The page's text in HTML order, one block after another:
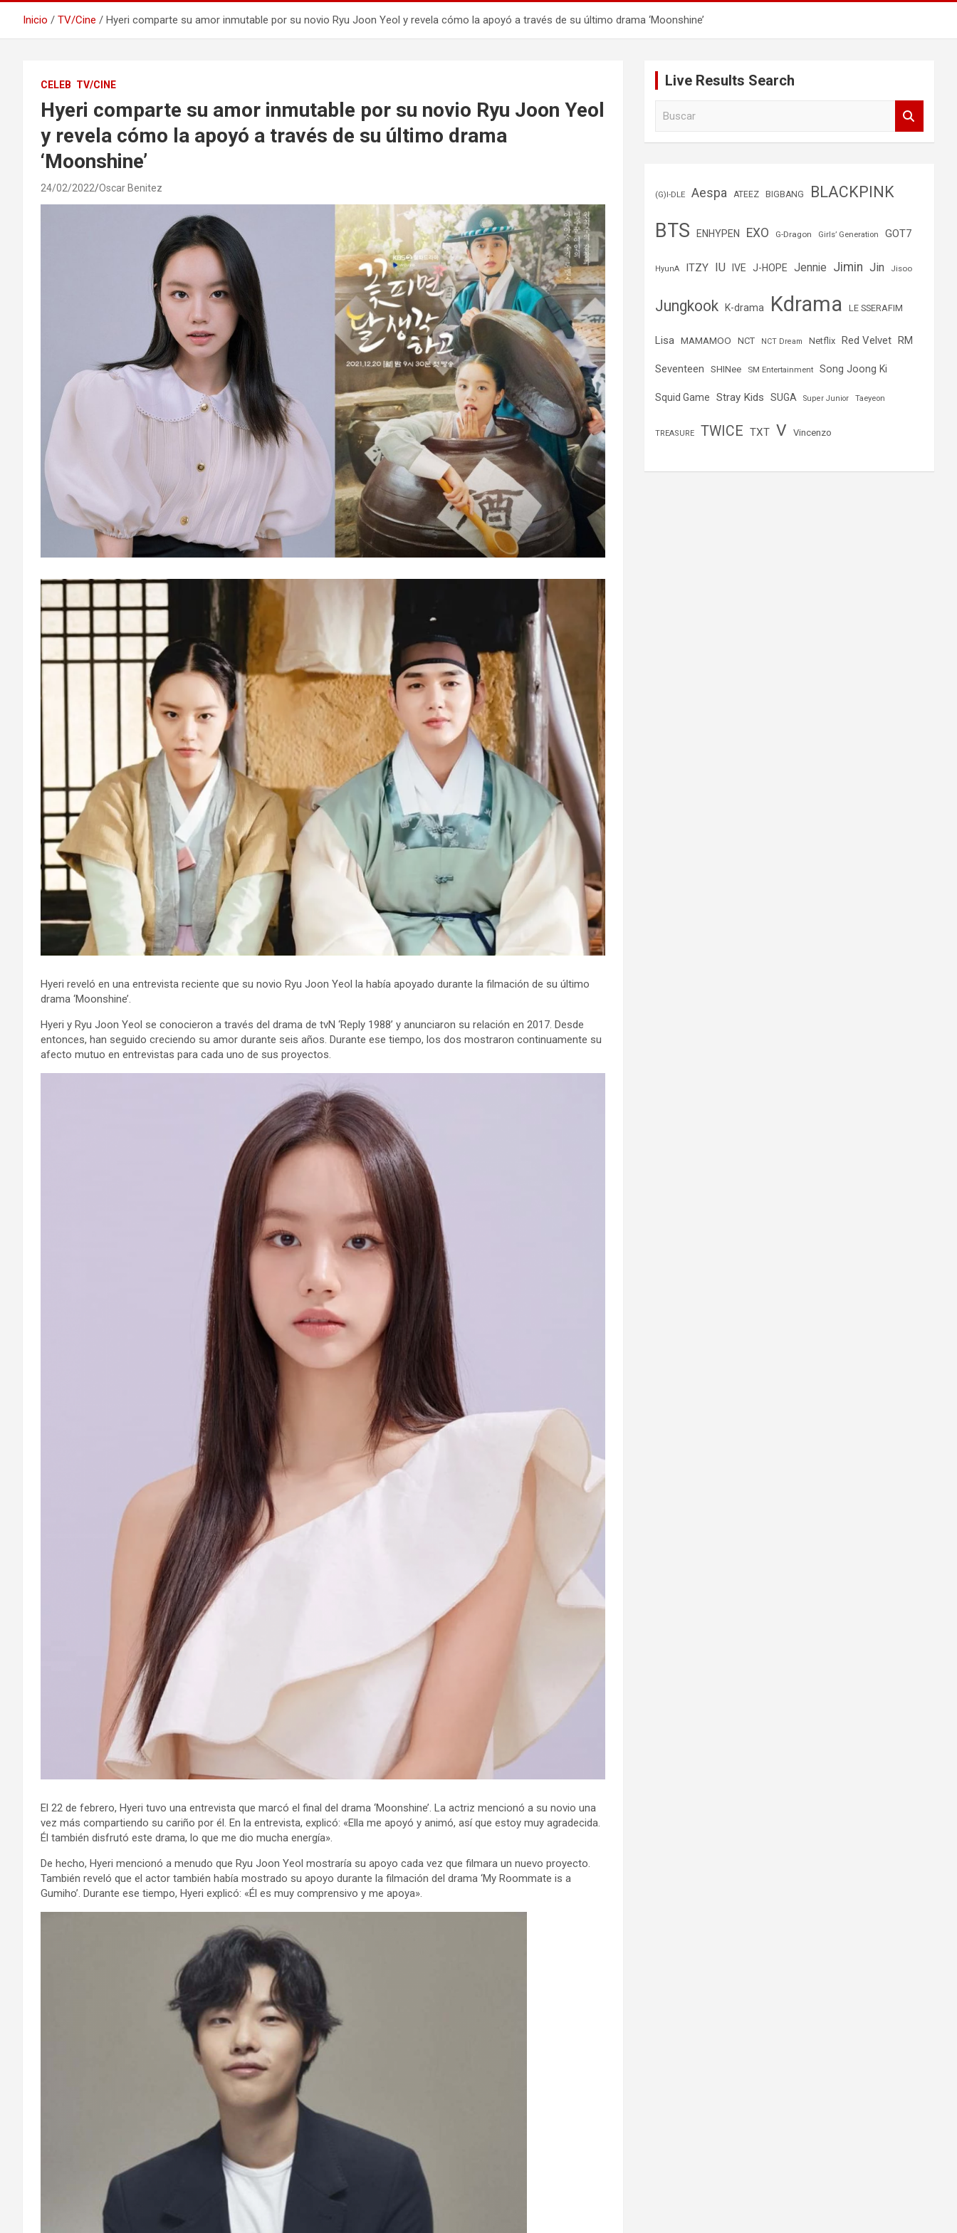
Inicio TV/Cine Hyeri comparte su amor inmutable por su novio Ryu Joon Yeol y revela cómo la apoyó a través de su último drama ‘Moonshine’
CELEB TV/CINE
Hyeri comparte su amor inmutable por su novio Ryu Joon Yeol
y revela cómo la apoyó a través de su último drama
‘Moonshine’
24/02/2022 Oscar Benitez
Hyeri reveló en una entrevista reciente que su novio Ryu Joon Yeol la había apoyado durante la filmación de su último
drama ‘Moonshine’.
Hyeri y Ryu Joon Yeol se conocieron a través del drama de tvN ‘Reply 1988’ y anunciaron su relación en 2017. Desde
entonces, han seguido creciendo su amor durante seis años. Durante ese tiempo, los dos mostraron continuamente su
afecto mutuo en entrevistas para cada uno de sus proyectos.
El 22 de febrero, Hyeri tuvo una entrevista que marcó el final del drama ‘Moonshine’. La actriz mencionó a su novio una
vez más compartiendo su cariño por él. En la entrevista, explicó: «Ella me apoyó y animó, así que estoy muy agradecida.
Él también disfrutó este drama, lo que me dio mucha energía».
De hecho, Hyeri mencionó a menudo que Ryu Joon Yeol mostraría su apoyo cada vez que filmara un nuevo proyecto.
También reveló que el actor también había mostrado su apoyo durante la filmación del drama ‘My Roommate is a
Gumiho’. Durante ese tiempo, Hyeri explicó: «Él es muy comprensivo y me apoya».
Live Results Search
(G)I-DLE Aespa ATEEZ BIGBANG BLACKPINK
BTS ENHYPEN EXO G-Dragon Girls’ Generation GOT7
HyunA ITZY IU IVE J-HOPE Jennie Jimin Jin Jisoo
Jungkook K-drama Kdrama LE SSERAFIM
Lisa MAMAMOO NCT NCT Dream Netflix Red Velvet RM
Seventeen SHINee SM Entertainment Song Joong Ki
Squid Game Stray Kids SUGA Super Junior Taeyeon
TREASURE TWICE TXT V Vincenzo